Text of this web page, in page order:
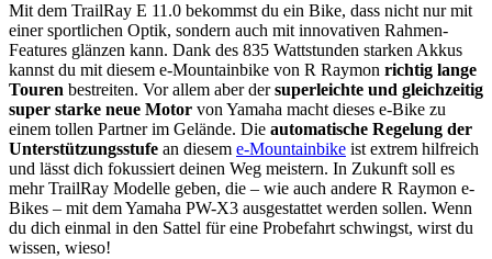
Mit dem TrailRay E 11.0 bekommst du ein Bike, dass nicht nur mit
einer sportlichen Optik, sondern auch mit innovativen Rahmen-
Features glänzen kann. Dank des 835 Wattstunden starken Akkus
kannst du mit diesem e-Mountainbike von R Raymon richtig lange
Touren bestreiten. Vor allem aber dersuperleichte und gleichzeitig
super starke neue Motor von Yamaha macht dieses e-Bike zu
einem tollen Partner im Gelände. Die automatische Regelung der
Unterstützungsstufe an diesem e-Mountainbike ist extrem hilfreich
und lässt dich fokussiert deinen Weg meistern. In Zukunft soll es
mehr TrailRay Modelle geben, die – wie auch andere R Raymon e-
Bikes – mit dem Yamaha PW-X3 ausgestattet werden sollen. Wenn
du dich einmal in den Sattel für eine Probefahrt schwingst, wirst du
wissen, wieso!